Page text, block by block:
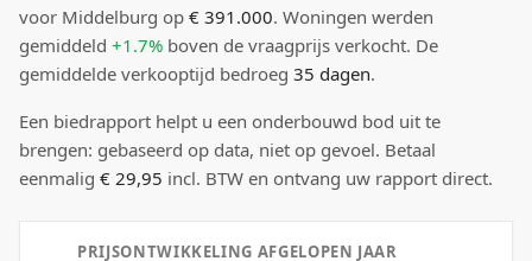
voor Middelburg op € 391.000. Woningen werden
gemiddeld +1.7% boven de vraagprijs verkocht. De
gemiddelde verkooptijd bedroeg 35 dagen.
Een biedrapport helpt u een onderbouwd bod uit te
brengen: gebaseerd op data, niet op gevoel. Betaal
eenmalig € 29,95 incl. BTW en ontvang uw rapport direct.
PRIJSONTWIKKELING AFGELOPEN JAAR